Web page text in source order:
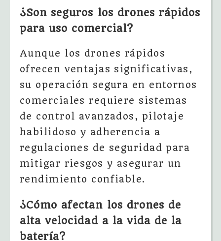
¿Son seguros los drones rápidos
para uso comercial?
Aunque los drones rápidos
ofrecen ventajas significativas,
su operación segura en entornos
comerciales requiere sistemas
de control avanzados, pilotaje
habilidoso y adherencia a
regulaciones de seguridad para
mitigar riesgos y asegurar un
rendimiento confiable.
¿Cómo afectan los drones de
alta velocidad a la vida de la
batería?